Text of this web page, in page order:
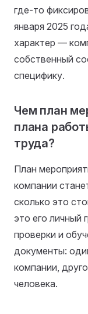
где-то
января 2025
характер —
собственный
специфику.
Чем план
плана
труда?
План
компании
сколько это
это его личный
проверки и
документы:
компании,
человека.